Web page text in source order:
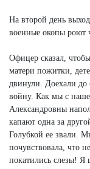
На второй день
военные окопы роют
Офицер сказал,
матери пожитки,
двинули. Доехали до
войну. Как мы с
Александровны
капают одна за
Голубкой ее звали.
почувствовала, что
покатились слезы! Я